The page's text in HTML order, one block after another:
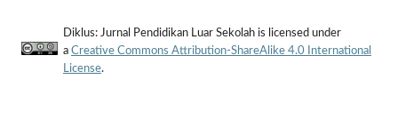
Diklus: Jurnal Pendidikan Luar Sekolah is licensed under
a Creative Commons Attribution-ShareAlike 4.0 International
License.